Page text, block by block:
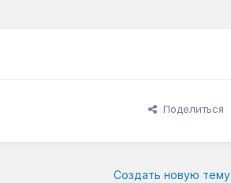
Поделиться
Создать новую тему